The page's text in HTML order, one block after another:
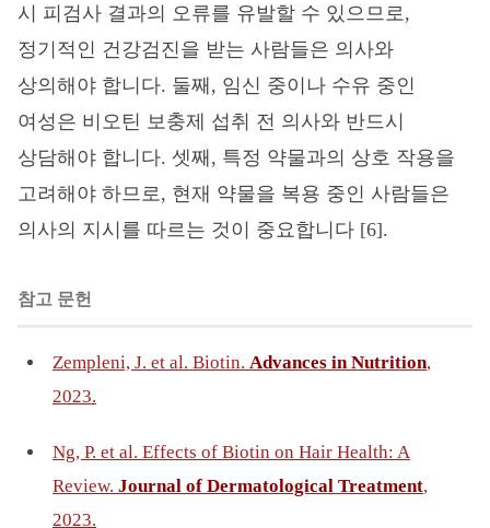
시 피검사 결과의 오류를 유발할 수 있으므로,
정기적인 건강검진을 받는 사람들은 의사와
상의해야 합니다. 둘째, 임신 중이나 수유 중인
여성은 비오틴 보충제 섭취 전 의사와 반드시
상담해야 합니다. 셋째, 특정 약물과의 상호 작용을
고려해야 하므로, 현재 약물을 복용 중인 사람들은
의사의 지시를 따르는 것이 중요합니다 [6].
참고 문헌
Zempleni, J. et al. Biotin. Advances in Nutrition,
2023.
Ng, P. et al. Effects of Biotin on Hair Health: A
Review. Journal of Dermatological Treatment,
2023.